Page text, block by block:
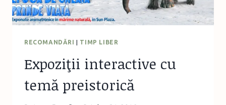
RECOMANDĂRI | TIMP LIBER
Expoziţii interactive cu
temă preistorică